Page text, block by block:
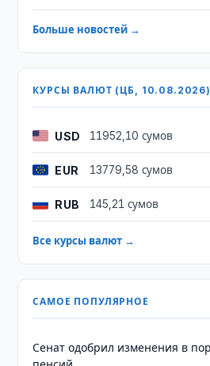
Больше новостей →
КУРСЫ ВАЛЮТ (ЦБ, 10.08.2026)
USD 11952,10 сумов
EUR 13779,58 сумов
RUB 145,21 сумов
Все курсы валют →
САМОЕ ПОПУЛЯРНОЕ
Сенат одобрил изменения в